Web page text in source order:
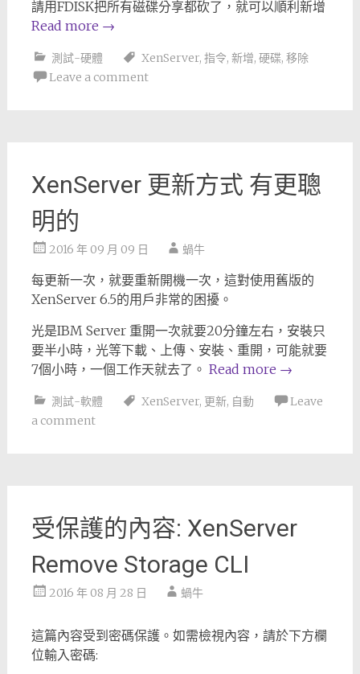
請用FDISK把所有磁碟分享都砍了，就可以順利新增
Read more →
測試-硬體 XenServer, 指令, 新增, 硬碟, 移除
Leave a comment
XenServer 更新方式 有更聰
明的
2016 年 09 月 09 日 蝸牛
每更新一次，就要重新開機一次，這對使用舊版的
XenServer 6.5的用戶非常的困擾。
光是IBM Server 重開一次就要20分鐘左右，安裝只
要半小時，光等下載、上傳、安裝、重開，可能就要
7個小時，一個工作天就去了。 Read more →
測試-軟體 XenServer, 更新, 自動
Leave
a comment
受保護的內容: XenServer
Remove Storage CLI
2016 年 08 月 28 日 蝸牛
這篇內容受到密碼保護。如需檢視內容，請於下方欄
位輸入密碼: